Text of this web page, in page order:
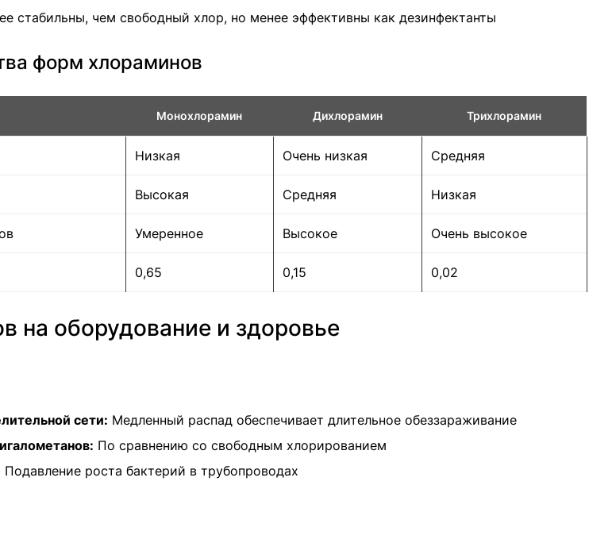
стабильны, чем свободный хлор, но менее эффективны как дезинфектанты
форм хлораминов
Монохлорамин Дихлорамин Трихлорамин
Низкая Очень низкая Средняя
Высокая Средняя Низкая
Умеренное Высокое Очень высокое
0,65 0,15 0,02
на оборудование и здоровье
сети: Медленный распад обеспечивает длительное обеззараживание
По сравнению со свободным хлорированием
Подавление роста бактерий в трубопроводах